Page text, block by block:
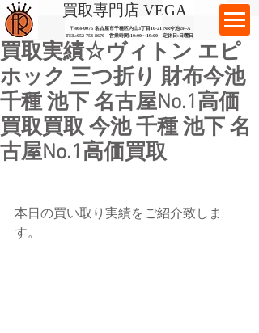
​買取専門店 VEGA
〒464-0075 名古屋市千種区内山3丁目10-21 ​ NR今池2F-A​
TEL:052-753-8670 営業時間:10:00～19:00​ 定休日:日曜日
買取実績☆ヴィトン エピ
ホック 三つ折り 財布今池
千種 池下 名古屋No.1高価
買取買取 今池 千種 池下 名
古屋No.1高価買取
本日の買い取り実績をご紹介致しま
す。